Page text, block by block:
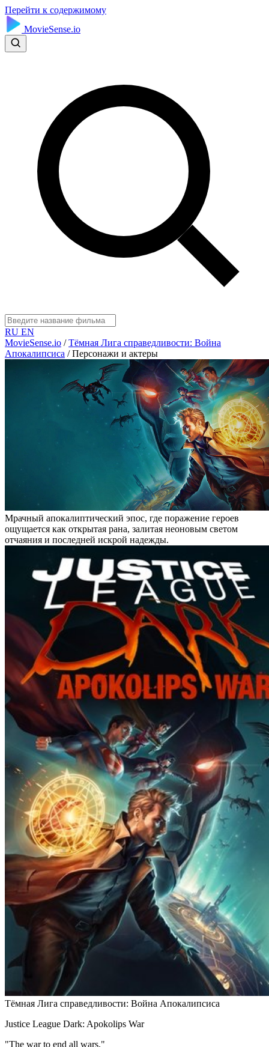
Перейти к содержимому
MovieSense.io
RU EN
MovieSense.io / Тёмная Лига справедливости: Война
Апокалипсиса / Персонажи и актеры
Мрачный апокалиптический эпос, где поражение героев
ощущается как открытая рана, залитая неоновым светом
отчаяния и последней искрой надежды.
Тёмная Лига справедливости: Война Апокалипсиса
Justice League Dark: Apokolips War
"The war to end all wars."